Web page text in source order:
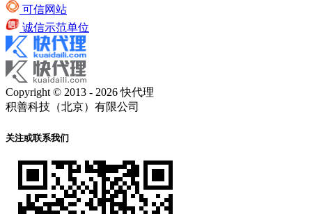
可信网站
诚信示范单位
Copyright © 2013 - 2026 快代理
积善科技（北京）有限公司
关注或联系我们